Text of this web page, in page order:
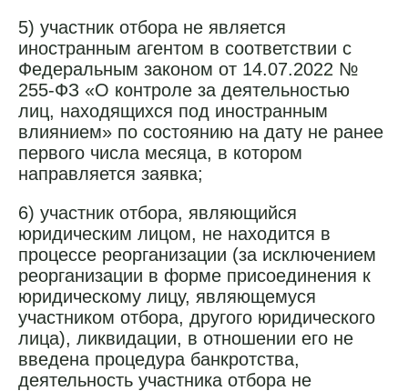
5) участник отбора не является
иностранным агентом в соответствии с
Федеральным законом от 14.07.2022 №
255-ФЗ «О контроле за деятельностью
лиц, находящихся под иностранным
влиянием» по состоянию на дату не ранее
первого числа месяца, в котором
направляется заявка;
6) участник отбора, являющийся
юридическим лицом, не находится в
процессе реорганизации (за исключением
реорганизации в форме присоединения к
юридическому лицу, являющемуся
участником отбора, другого юридического
лица), ликвидации, в отношении его не
введена процедура банкротства,
деятельность участника отбора не